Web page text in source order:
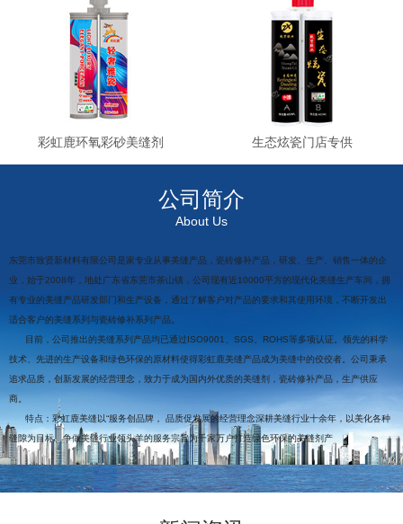
彩虹鹿环氧彩砂美缝剂 生态炫瓷门店专供
公司简介
About Us
东莞市致贤新材料有限公司是家专业从事美缝产品，瓷砖修补产品，研发、生产、销售一体的企
业，始于2008年，地处广东省东莞市茶山镇，公司现有近10000平方的现代化美缝生产车间，拥
有专业的美缝产品研发部门和生产设备，通过了解客户对产品的要求和其使用环境，不断开发出
适合客户的美缝系列与瓷砖修补系列产品。
目前，公司推出的美缝系列产品均已通过ISO9001、SGS、ROHS等多项认证。领先的科学
技术、先进的生产设备和绿色环保的原材料使得彩虹鹿美缝产品成为美缝中的佼佼者。公司秉承
追求品质，创新发展的经营理念，致力于成为国内外优质的美缝剂，瓷砖修补产品，生产供应
商。
特点：彩虹鹿美缝以“服务创品牌， 品质促发展的经营理念深耕美缝行业十余年，以美化各种
缝隙为目标、争做美缝行业领头羊的服务宗旨为千家万户打造绿色环保的美缝剂产